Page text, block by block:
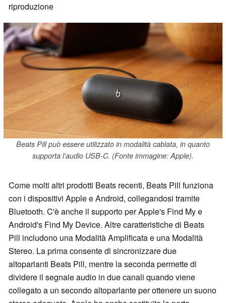
riproduzione
Beats Pill può essere utilizzato in modalità cablata, in quanto
supporta l'audio USB-C. (Fonte immagine: Apple).
Come molti altri prodotti Beats recenti, Beats Pill funziona
con i dispositivi Apple e Android, collegandosi tramite
Bluetooth. C'è anche il supporto per Apple's Find My e
Android's Find My Device. Altre caratteristiche di Beats
Pill includono una Modalità Amplificata e una Modalità
Stereo. La prima consente di sincronizzare due
altoparlanti Beats Pill, mentre la seconda permette di
dividere il segnale audio in due canali quando viene
collegato a un secondo altoparlante per ottenere un suono